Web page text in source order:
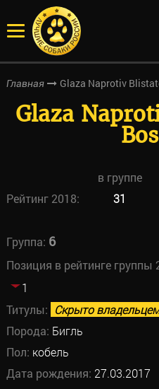
Главная Glaza Naprotiv
Glaza
в группе
Рейтинг 2018:
31
Группа: 6
Позиция в рейтинге группы
1
Титулы: Скрыто
Порода: Бигль
Пол: кобель
Дата рождения: 27.03.2017